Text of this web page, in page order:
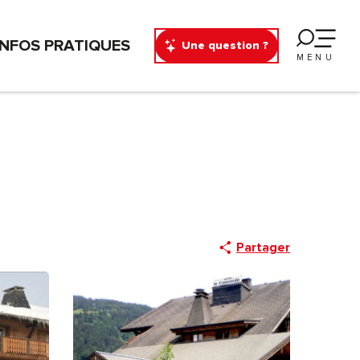
Une question ?
MENU
PRATIQUES
Partager